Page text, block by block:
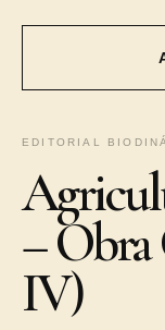
EDITORIAL
–
IV)